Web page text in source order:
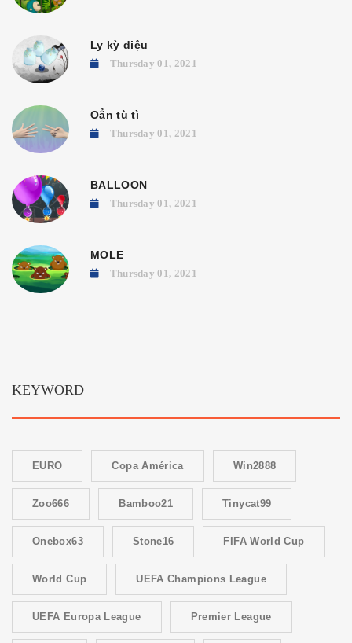
Ly kỳ diệu
Thursday 01, 2021
Oẳn tù tì
Thursday 01, 2021
BALLOON
Thursday 01, 2021
MOLE
Thursday 01, 2021
KEYWORD
EURO Copa América Win2888
Zoo666 Bamboo21 Tinycat99
Onebox63 Stone16 FIFA World Cup
World Cup UEFA Champions League
UEFA Europa League Premier League